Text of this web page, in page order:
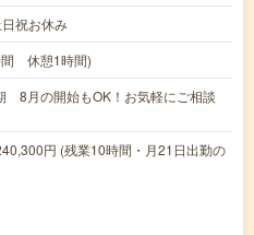
祝お休み
間 休憩1時間)
8月の開始もOK！お気軽にご相談
円 (残業10時間・月21日出勤の